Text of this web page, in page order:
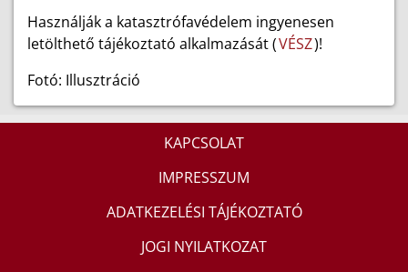
Használják a katasztrófavédelem ingyenesen
letölthető tájékoztató alkalmazását (VÉSZ)!
Fotó: Illusztráció
KAPCSOLAT
IMPRESSZUM
ADATKEZELÉSI TÁJÉKOZTATÓ
JOGI NYILATKOZAT